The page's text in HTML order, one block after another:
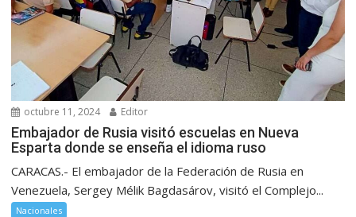
octubre 11, 2024 Editor
Embajador de Rusia visitó escuelas en Nueva
Esparta donde se enseña el idioma ruso
CARACAS.- El embajador de la Federación de Rusia en
Venezuela, Sergey Mélik Bagdasárov, visitó el Complejo...
Nacionales